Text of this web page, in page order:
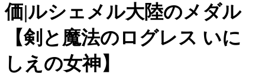
価|ルシェメル大陸のメダル
【剣と魔法のログレス いに
しえの女神】